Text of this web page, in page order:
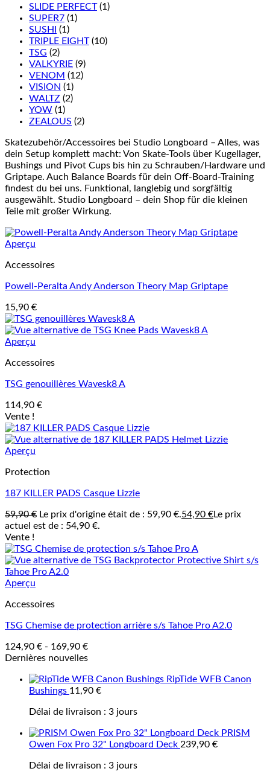
SLIDE PERFECT (1)
SUPER7 (1)
SUSHI
(1)
TRIPLE EIGHT (10)
TSG (2)
VALKYRIE (9)
VENOM (12)
VISION (1)
WALTZ (2)
YOW (1)
ZEALOUS (2)
Skatezubehör/Accessoires bei Studio Longboard – Alles, was
dein Setup komplett macht: Von Skate-Tools über Kugellager,
Bushings und Pivot Cups bis hin zu Schrauben/Hardware und
Griptape. Auch Balance Boards für dein Off-Board-Training
findest du bei uns. Funktional, langlebig und sorgfältig
ausgewählt. Studio Longboard – dein Shop für die kleinen
Teile mit großer Wirkung.
Aperçu
Accessoires
Powell-Peralta Andy Anderson Theory Map Griptape
15,90 €
Aperçu
Accessoires
TSG genouillères Wavesk8 A
114,90 €
Vente !
Aperçu
Protection
187 KILLER PADS Casque Lizzie
59,90€ Le prix d'origine était de : 59,90 €.54,90 €Le prix
actuel est de : 54,90 €.
Vente !
Aperçu
Accessoires
TSG Chemise de protection arrière s/s Tahoe Pro A2.0
124,90 € - 169,90 €
Dernières nouvelles
RipTide WFB Canon
Bushings 11,90 €
Délai de livraison : 3 jours
PRISM
Owen Fox Pro 32" Longboard Deck 239,90 €
Délai de livraison : 3 jours